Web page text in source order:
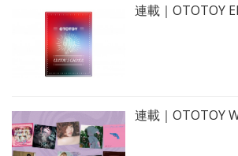
連載｜OTOTOY
連載｜OTOTOY